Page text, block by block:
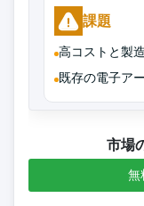
課題
高コストと製
既存の電子ア
市場
無